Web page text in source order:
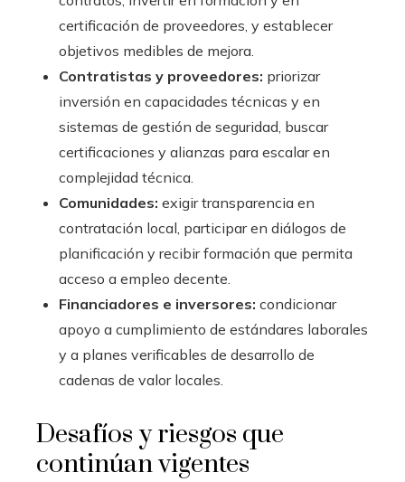
certificación de proveedores, y establecer
objetivos medibles de mejora.
Contratistas y proveedores: priorizar
inversión en capacidades técnicas y en
sistemas de gestión de seguridad, buscar
certificaciones y alianzas para escalar en
complejidad técnica.
Comunidades: exigir transparencia en
contratación local, participar en diálogos de
planificación y recibir formación que permita
acceso a empleo decente.
Financiadores e inversores: condicionar
apoyo a cumplimiento de estándares laborales
y a planes verificables de desarrollo de
cadenas de valor locales.
Desafíos y riesgos que
continúan vigentes